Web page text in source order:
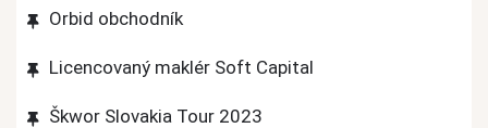
Orbid obchodník
Licencovaný maklér Soft Capital
Škwor Slovakia Tour 2023